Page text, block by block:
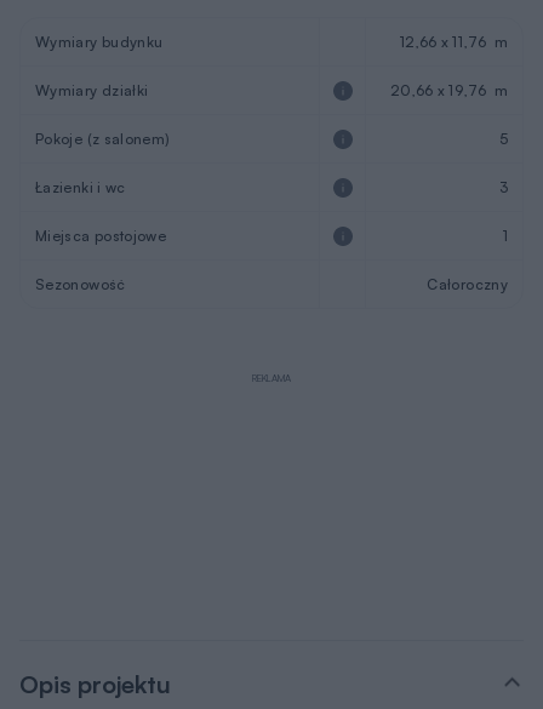
Wymiary budynku 12,66 x 11,76 m
Wymiary działki 20,66 x 19,76 m
Pokoje (z salonem) 5
Łazienki i wc 3
Miejsca postojowe 1
Sezonowość Całoroczny
REKLAMA
Opis projektu